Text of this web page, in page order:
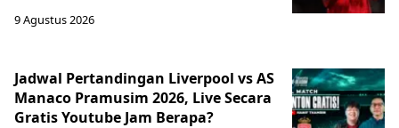
9 Agustus 2026
Jadwal Pertandingan Liverpool vs AS
Manaco Pramusim 2026, Live Secara
Gratis Youtube Jam Berapa?